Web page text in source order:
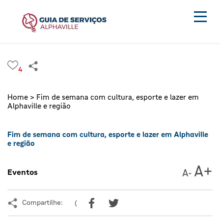
4
Home > Fim de semana com cultura, esporte e lazer em
Alphaville e região
Fim de semana com cultura, esporte e lazer em Alphaville
e região
Eventos
Compartilhe: (